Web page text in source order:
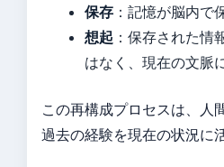
保存 ：記憶が脳内で
想起 ：保存された
はなく、現在の文脈
この再構成プロセスは、人
過去の経験を現在の状況に